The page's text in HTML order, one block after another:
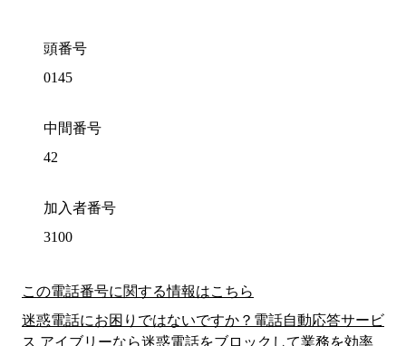
頭番号
0145
中間番号
42
加入者番号
3100
この電話番号に関する情報はこちら
迷惑電話にお困りではないですか？電話自動応答サービ
ス アイブリーなら迷惑電話をブロックして業務を効率